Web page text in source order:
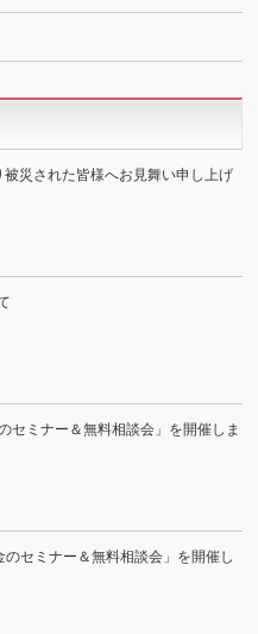
災された皆様へお見舞い申し上げ
セミナー＆無料相談会」を開催しま
セミナー＆無料相談会」を開催し